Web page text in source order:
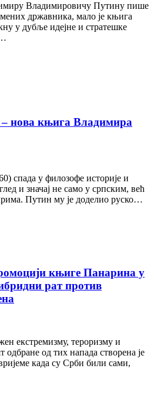
Владимировичу Путину пише
државника, мало је књига
у дубље идејне и стратешке
нова књига Владимира
спада у филозофе историје и
и значај не само у српским, већ
Путин му је доделио руско…
књиге Панарина у
рат против
екстремизму, тероризму и
одбране од тих напада створена је
када су Срби били сами,